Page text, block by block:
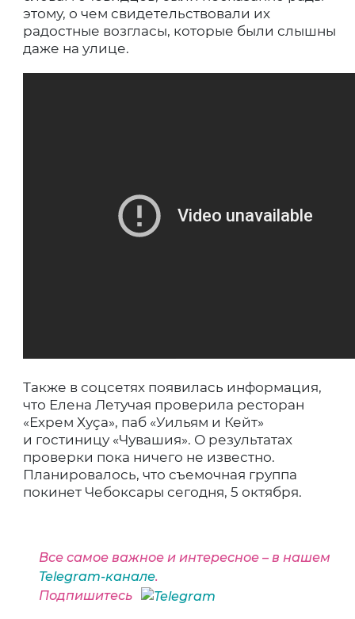
этому, о чем свидетельствовали их
радостные возгласы, которые были слышны
даже на улице.
Также в соцсетях появилась информация,
что Елена Летучая проверила ресторан
«Ехрем Хуçа», паб «Уильям и Кейт»
и гостиницу «Чувашия». О результатах
проверки пока ничего не известно.
Планировалось, что съемочная группа
покинет Чебоксары сегодня, 5 октября.
Все самое важное и интересное – в нашем
Telegram-канале.
Подпишитесь